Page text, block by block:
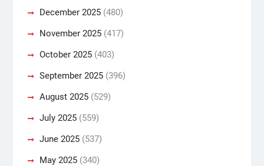
December 2025(480)
November 2025(417)
October 2025(403)
September 2025(396)
August 2025(529)
July 2025(559)
June 2025(537)
May 2025(340)